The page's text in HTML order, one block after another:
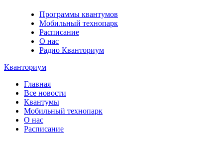
Программы квантумов
Мобильный технопарк
Расписание
О нас
Радио Кванториум
Кванториум
Главная
Все новости
Квантумы
Мобильный технопарк
О нас
Расписание